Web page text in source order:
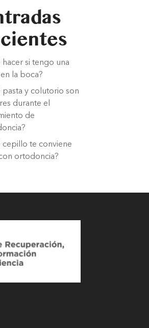
hacer si tengo una
en la boca?
pasta y colutorio son
durante el
de
cepillo te conviene
ortodoncia?